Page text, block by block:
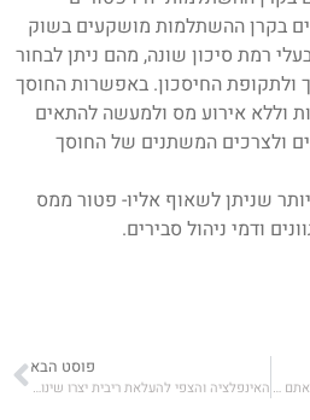
בקרן ההשתלמות מושקעים בשוק
רמת סיכון שונה, מהם ניתן לבחור
ולתקופת החיסכון. באפשרות החוסך
וללא אירוע מס ולמעשה להתאים
ולצרכים המשתנים של החוסך
שניתן לשאוף אליו- פטור ממס
ודמי ניהול סבירים.
האם האינפלציה פוגעת בפנסיה? אם אתם חוסכים, כדאי שתקראו
פוסט הבא
האינפלציה והצפי להעלאת ריבית יצרו שינוי בטעמי המשקיעים